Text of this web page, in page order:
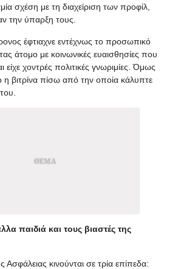
σχέση με τη διαχείριση των προφίλ,
την ύπαρξη τους.
έφτιαχνε εντέχνως το προσωπικό
άτομο με κοινωνικές ευαισθησίες που
χοντρές πολιτικές γνωριμίες. Όμως
βιτρίνα πίσω από την οποία κάλυπτε
παιδιά και τους βιαστές της
Ασφάλειας κινούνται σε τρία επίπεδα: